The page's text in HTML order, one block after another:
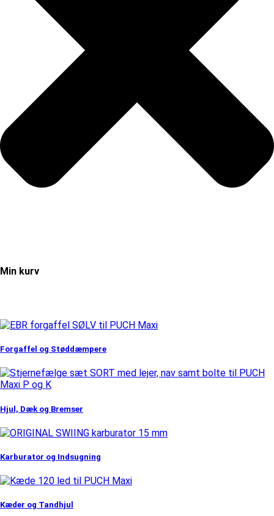
Min kurv
Forgaffel og Støddæmpere
Hjul, Dæk og Bremser
Karburator og Indsugning
Kæder og Tandhjul